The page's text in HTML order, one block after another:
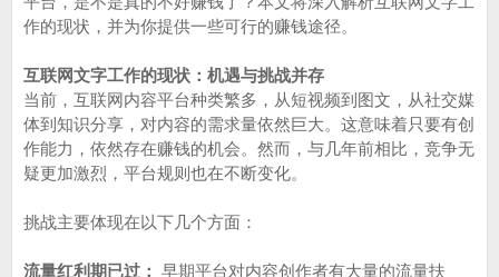
作的现状，并为你提供一些可行的赚钱途径。
互联网文字工作的现状：机遇与挑战并存
当前，互联网内容平台种类繁多，从短视频到图文，从社交媒
体到知识分享，对内容的需求量依然巨大。这意味着只要有创
作能力，依然存在赚钱的机会。然而，与几年前相比，竞争无
疑更加激烈，平台规则也在不断变化。
挑战主要体现在以下几个方面：
流量红利期已过： 早期平台对内容创作者有大量的流量扶